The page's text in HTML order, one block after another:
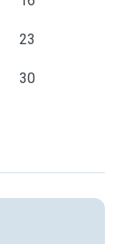
23
30